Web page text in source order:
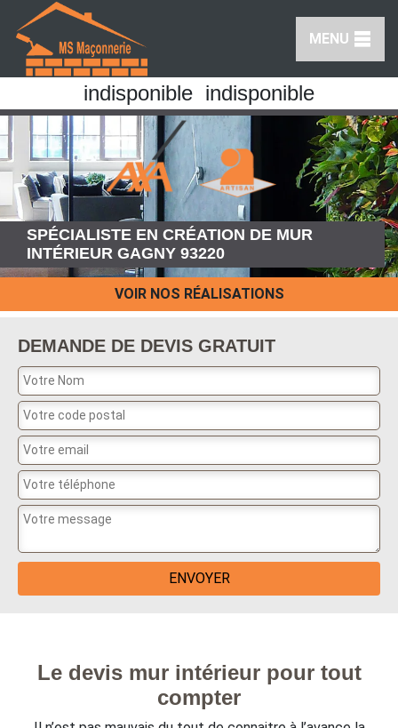
MENU
indisponible indisponible
SPÉCIALISTE EN CRÉATION DE MUR
INTÉRIEUR GAGNY 93220
VOIR NOS RÉALISATIONS
DEMANDE DE DEVIS GRATUIT
Le devis mur intérieur pour tout
compter